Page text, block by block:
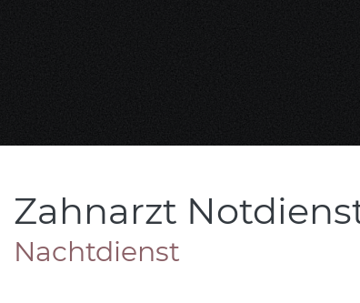
Zahnarzt
Nachtdienst